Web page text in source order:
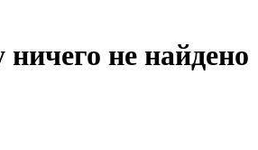
ничего не найдено